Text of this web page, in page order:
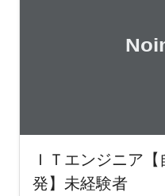
ＩＴエンジニア
発】未経験者